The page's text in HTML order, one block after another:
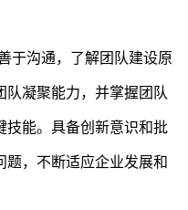
于沟通， 了解团队建设原
队凝聚能力，并掌握团队
能。 具备创新意识和批
题，不断适应企业发展和